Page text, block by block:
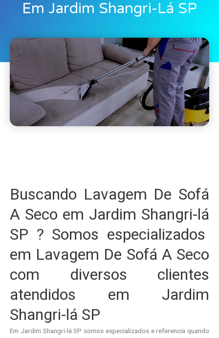
Em Jardim Shangri-Lá SP
Buscando Lavagem De Sofá
A Seco em Jardim Shangri-lá
SP ? Somos especializados
em Lavagem De Sofá A Seco
com diversos clientes
atendidos em Jardim
Shangri-lá SP
Em Jardim Shangri-lá SP somos especializados e referencia quando